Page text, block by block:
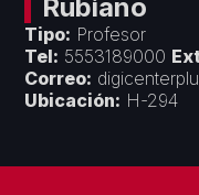
Servicios
Rubiano
Tipo: Profesor
Tel: 5553189000
Correo:
Ubicación: H-294